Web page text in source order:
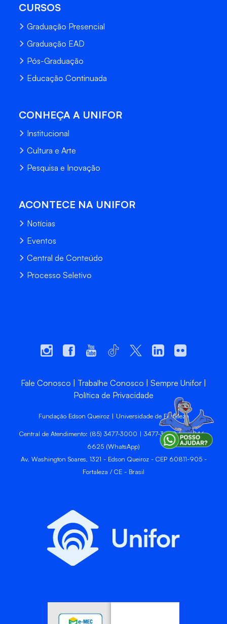
CURSOS
Graduação Presencial
Graduação EAD
Pós-Graduação
Educação Continuada
CONHEÇA A UNIFOR
Institucional
Cultura e Arte
Pesquisa e Inovação
ACONTECE NA UNIFOR
Notícias
Eventos
Central de Conteúdo
Processo Seletivo
Fale Conosco Trabalhe Conosco
Sempre Unifor
Política de Privacidade
Fundação Edson Queiroz | Universidade de Fortaleza
Central de Atendimento: (85) 3477-3000 | 3477-3400 | 99246-
6625 (WhatsApp)
Av. Washington Soares, 1321 - Edson Queiroz - CEP 60811-905 -
Fortaleza / CE - Brasil